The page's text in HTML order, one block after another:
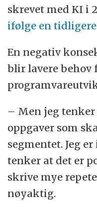
skrevet med KI i
ifølge en
En negativ
blir lavere behov
– Men jeg tenker
oppgaver som
segmentet. Jeg
tenker at det er
skrive mye
nøyaktig.